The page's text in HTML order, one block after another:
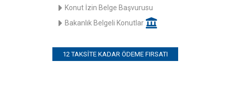
Konut İzin Belge Başvurusu
Bakanlık Belgeli Konutlar
12 TAKSITE KADAR ÖDEME FIRSATI